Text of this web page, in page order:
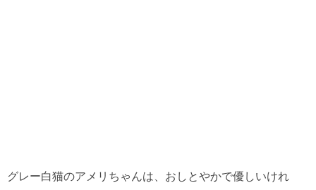
グレー白猫のアメリちゃんは、おしとやかで優しいけれ